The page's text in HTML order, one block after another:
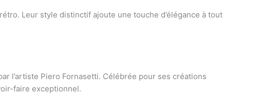
Leur style distinctif ajoute une touche d’élégance à tout
l’artiste Piero Fornasetti. Célébrée pour ses créations
faire exceptionnel.